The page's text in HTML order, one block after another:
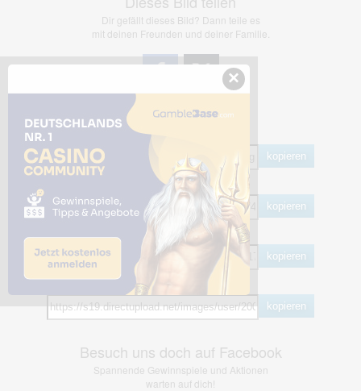
Dir gefällt dieses Bild? Dann teile es
mit deinen Freunden und deiner Familie.
Share Links
kopieren
HTML
kopieren
BB Code
kopieren
kopieren
Besuch uns doch auf Facebook
Spannende Gewinnspiele und Aktionen
warten auf dich!
×